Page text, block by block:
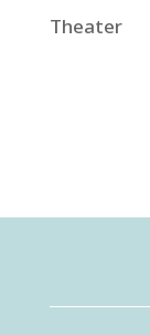
Theater